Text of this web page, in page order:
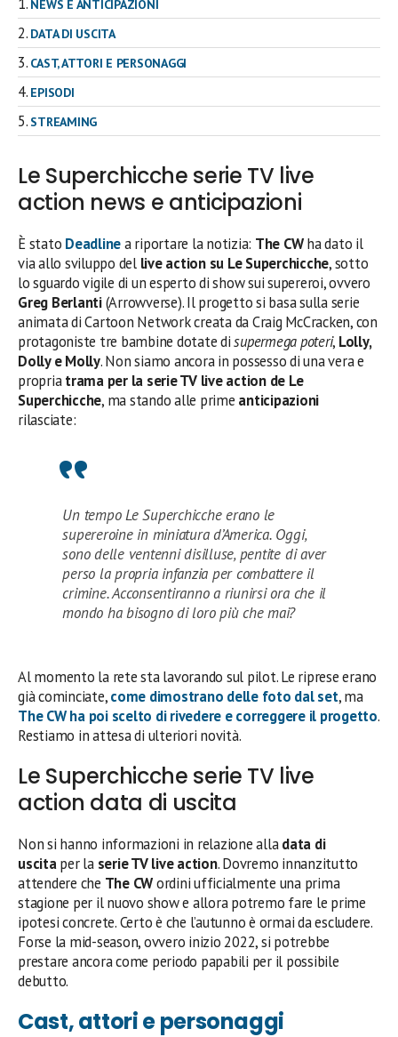
NEWS E ANTICIPAZIONI
DATA DI USCITA
CAST, ATTORI E PERSONAGGI
EPISODI
STREAMING
Le Superchicche serie TV live
action news e anticipazioni
È stato Deadlinea riportare la notizia: The CWha dato il
via allo sviluppo dellive action su Le Superchicche, sotto
lo sguardo vigile di un esperto di show sui supereroi, ovvero
Greg Berlanti(Arrowverse). Il progetto si basa sulla serie
animata di Cartoon Network creata da Craig McCracken, con
protagoniste tre bambine dotate disupermega poteri, Lolly,
Dolly e Molly. Non siamo ancora in possesso di una vera e
propriatrama per la serie TV live action de Le
Superchicche, ma stando alle prime anticipazioni
rilasciate:
Un tempo Le Superchicche erano le
supereroine in miniatura d’America. Oggi,
sono delle ventenni disilluse, pentite di aver
perso la propria infanzia per combattere il
crimine. Acconsentiranno a riunirsi ora che il
mondo ha bisogno di loro più che mai?
Al momento la rete sta lavorando sul pilot. Le riprese erano
già cominciate,come dimostrano delle foto dal set, ma
The CWha poi scelto di rivedere e correggere il progetto.
Restiamo in attesa di ulteriori novità.
Le Superchicche serie TV live
action data di uscita
Non si hanno informazioni in relazione alladata di
uscitaper la serie TV live action. Dovremo innanzitutto
attendere che The CWordini ufficialmente una prima
stagione per il nuovo show e allora potremo fare le prime
ipotesi concrete. Certo è che l’autunno è ormai da escludere.
Forse la mid-season, ovvero inizio 2022, si potrebbe
prestare ancora come periodo papabili per il possibile
debutto.
Cast, attori e personaggi